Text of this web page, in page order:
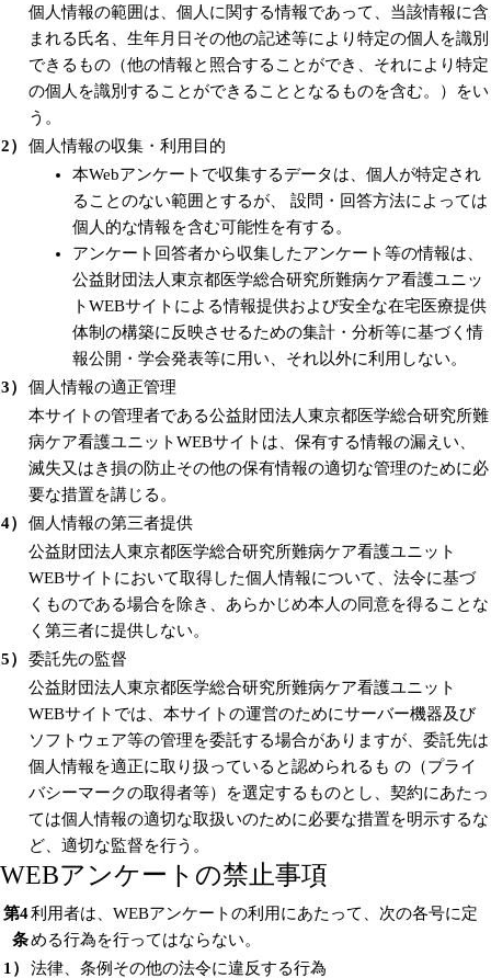
個人情報の範囲は、個人に関する情報であって、当該情報に含
まれる氏名、生年月日その他の記述等により特定の個人を識別
できるもの（他の情報と照合することができ、それにより特定
の個人を識別することができることとなるものを含む。）をい
う。
2）
個人情報の収集・利用目的
本Webアンケートで収集するデータは、個人が特定され
ることのない範囲とするが、 設問・回答方法によっては
個人的な情報を含む可能性を有する。
アンケート回答者から収集したアンケート等の情報は、
公益財団法人東京都医学総合研究所難病ケア看護ユニッ
トWEBサイトによる情報提供および安全な在宅医療提供
体制の構築に反映させるための集計・分析等に基づく情
報公開・学会発表等に用い、それ以外に利用しない。
3）
個人情報の適正管理
本サイトの管理者である公益財団法人東京都医学総合研究所難
病ケア看護ユニットWEBサイトは、保有する情報の漏えい、
滅失又はき損の防止その他の保有情報の適切な管理のために必
要な措置を講じる。
4）
個人情報の第三者提供
公益財団法人東京都医学総合研究所難病ケア看護ユニット
WEBサイトにおいて取得した個人情報について、法令に基づ
くものである場合を除き、あらかじめ本人の同意を得ることな
く第三者に提供しない。
5）
委託先の監督
公益財団法人東京都医学総合研究所難病ケア看護ユニット
WEBサイトでは、本サイトの運営のためにサーバー機器及び
ソフトウェア等の管理を委託する場合がありますが、委託先は
個人情報を適正に取り扱っていると認められるも の（プライ
バシーマークの取得者等）を選定するものとし、契約にあたっ
ては個人情報の適切な取扱いのために必要な措置を明示するな
ど、適切な監督を行う。
WEBアンケートの禁止事項
第4
条
利用者は、WEBアンケートの利用にあたって、次の各号に定
める行為を行ってはならない。
1）
法律、条例その他の法令に違反する行為